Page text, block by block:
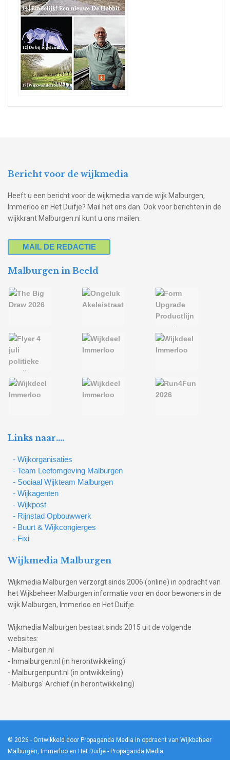
Bericht voor de wijkmedia
Heeft u een bericht voor de wijkmedia van de wijk Malburgen,
Immerloo en Het Duifje? Mail het ons dan. Ook voor berichten in de
wijkkrant Malburgen.nl kunt u ons mailen.
MAIL DE REDACTIE
Malburgen in Beeld
Links naar….
- Wijkorganisaties
- Team Leefomgeving Malburgen
- Sociaal Wijkteam Malburgen
- Wijkagenten
- Wijkpost
- Rijnstad Opbouwwerk
- Buurt & Wijkcongierges
- Fixi
Wijkmedia Malburgen
Wijkmedia Malburgen verzorgt sinds 2006 (online) in opdracht van
het Wijkbeheer Malburgen informatie voor en door bewoners in de
wijk Malburgen, Immerloo en Het Duifje.
Wijkmedia Malburgen bestaat sinds 2015 uit de volgende
websites:
- Malburgen.nl
- Inmalburgen.nl (in herontwikkeling)
- Malburgenpunt.nl (in ontwikkeling)
- Malburgs' Archief (in herontwikkeling)
© 2026 - Ontwikkeld door Propaganda Media in opdracht van Wijkbeheer
Malburgen, Immerloo en Het Duifje - Propaganda Media.